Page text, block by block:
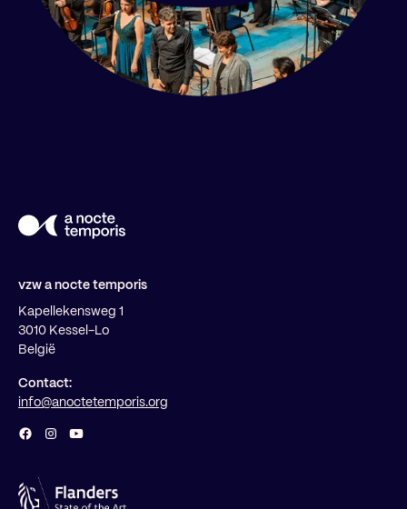
vzw a nocte temporis
Kapellekensweg 1
3010 Kessel-Lo
België
Contact:
info@anoctetemporis.org